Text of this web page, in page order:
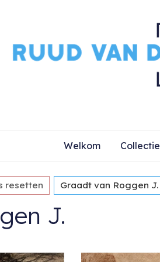
Welkom Collectie
resetten Graadt van Roggen J.
J.